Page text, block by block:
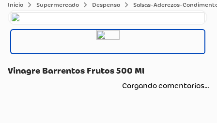
Supermercado Despensa Salsas-Aderezos-
Vinagre Barrentos Frutos 500 Ml
Cargando comentarios…